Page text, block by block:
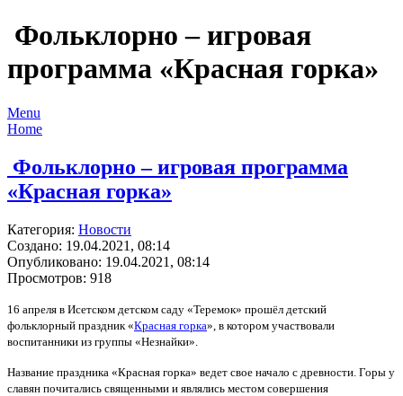
Фольклорно – игровая
программа «Красная горка»
Menu
Home
Фольклорно – игровая программа
«Красная горка»
Категория: Новости
Создано: 19.04.2021, 08:14
Опубликовано: 19.04.2021, 08:14
Просмотров: 918
16 апреля в Исетском детском саду «Теремок» прошёл детский
фольклорный праздник «Красная горка», в котором участвовали
воспитанники из группы «Незнайки».
Название праздника «Красная горка» ведет свое начало с древности. Горы у
славян почитались священными и являлись местом совершения